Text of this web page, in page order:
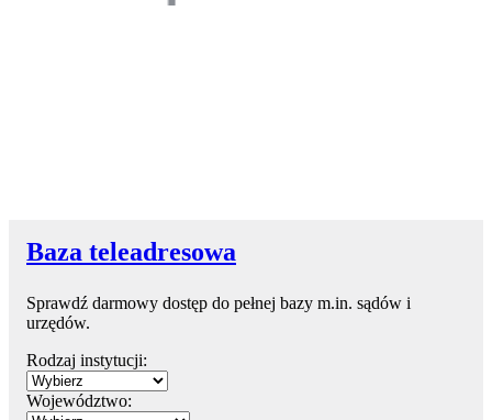
Baza teleadresowa
Sprawdź darmowy dostęp do pełnej bazy m.in. sądów i
urzędów.
Rodzaj instytucji:
Województwo: